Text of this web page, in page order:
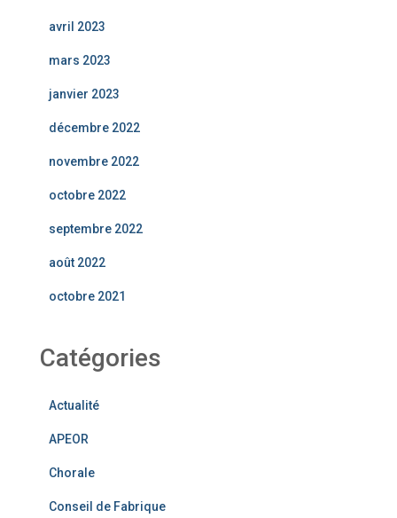
avril 2023
mars 2023
janvier 2023
décembre 2022
novembre 2022
octobre 2022
septembre 2022
août 2022
octobre 2021
Catégories
Actualité
APEOR
Chorale
Conseil de Fabrique